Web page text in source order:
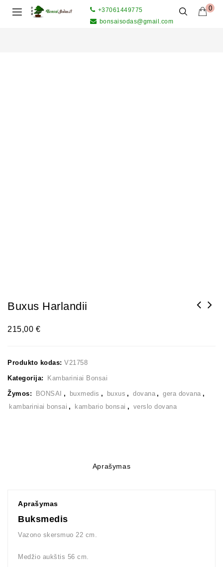
0
+37061449775
bonsaisodas@gmail.com
Buxus Harlandii
215,00€
Produkto kodas: V21758
Kategorija: Kambariniai Bonsai
Žymos: BONSAI , buxmedis , buxus , dovana , gera dovana ,
kambariniai bonsai , kambario bonsai , verslo dovana
Aprašymas
Aprašymas
Buksmedis
Vazono skersmuo 22 cm.
Medžio aukštis 56 cm.